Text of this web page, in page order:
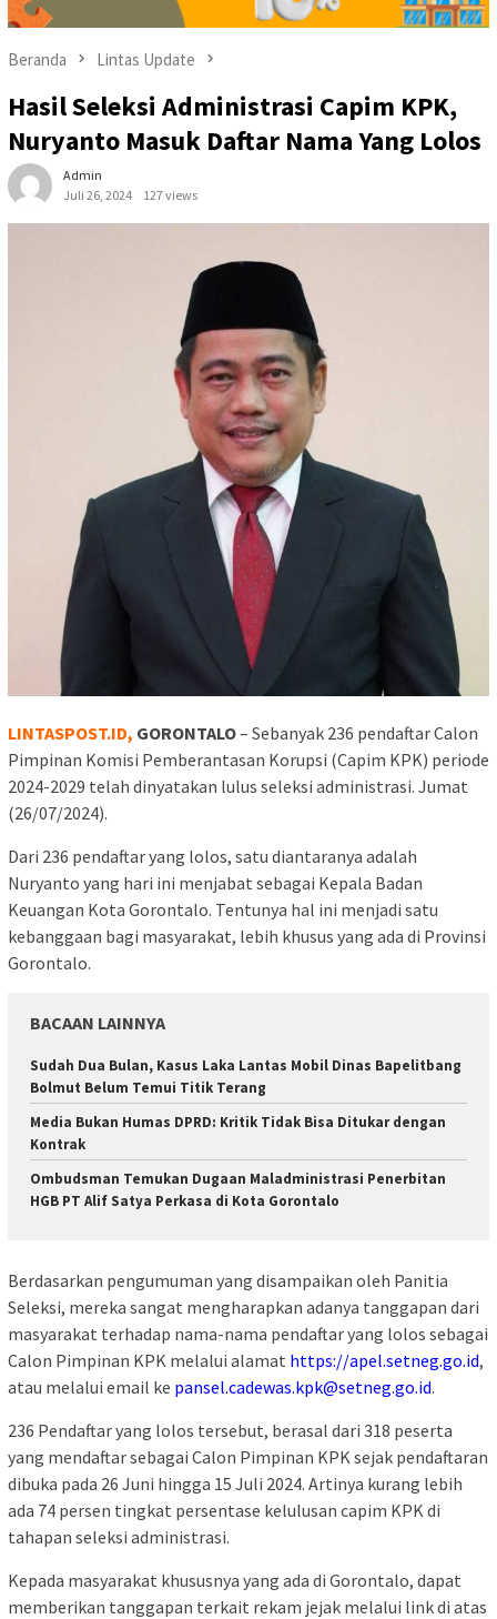
Beranda Lintas Update
Hasil Seleksi Administrasi Capim KPK,
Nuryanto Masuk Daftar Nama Yang Lolos
Admin
Juli 26, 2024
127 views
LINTASPOST.ID, GORONTALO– Sebanyak 236 pendaftar Calon
Pimpinan Komisi Pemberantasan Korupsi (Capim KPK) periode
2024-2029 telah dinyatakan lulus seleksi administrasi. Jumat
(26/07/2024).
Dari 236 pendaftar yang lolos, satu diantaranya adalah
Nuryanto yang hari ini menjabat sebagai Kepala Badan
Keuangan Kota Gorontalo. Tentunya hal ini menjadi satu
kebanggaan bagi masyarakat, lebih khusus yang ada di Provinsi
Gorontalo.
BACAAN LAINNYA
Sudah Dua Bulan, Kasus Laka Lantas Mobil Dinas Bapelitbang
Bolmut Belum Temui Titik Terang
Media Bukan Humas DPRD: Kritik Tidak Bisa Ditukar dengan
Kontrak
Ombudsman Temukan Dugaan Maladministrasi Penerbitan
HGB PT Alif Satya Perkasa di Kota Gorontalo
Berdasarkan pengumuman yang disampaikan oleh Panitia
Seleksi, mereka sangat mengharapkan adanya tanggapan dari
masyarakat terhadap nama-nama pendaftar yang lolos sebagai
Calon Pimpinan KPK melalui alamat https://apel.setneg.go.id,
atau melalui email ke pansel.cadewas.kpk@setneg.go.id.
236 Pendaftar yang lolos tersebut, berasal dari 318 peserta
yang mendaftar sebagai Calon Pimpinan KPK sejak pendaftaran
dibuka pada 26 Juni hingga 15 Juli 2024. Artinya kurang lebih
ada 74 persen tingkat persentase kelulusan capim KPK di
tahapan seleksi administrasi.
Kepada masyarakat khususnya yang ada di Gorontalo, dapat
memberikan tanggapan terkait rekam jejak melalui link di atas